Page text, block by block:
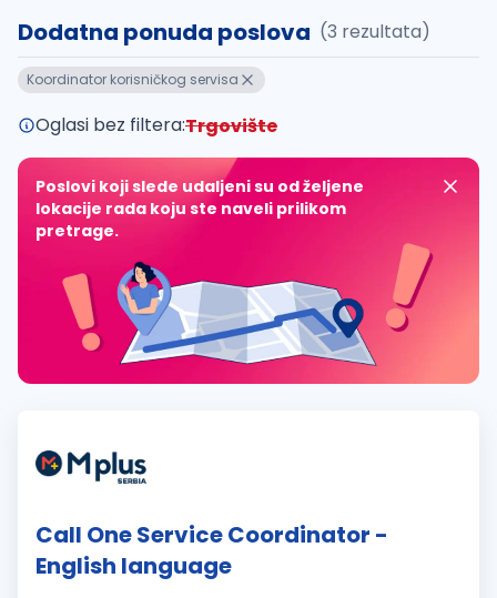
Dodatna ponuda poslova (3 rezultata)
Koordinator korisničkog servisa
Oglasi bez filtera:Trgovište
Poslovi koji slede udaljeni su od željene
lokacije rada koju ste naveli prilikom
pretrage.
Call One Service Coordinator -
English language